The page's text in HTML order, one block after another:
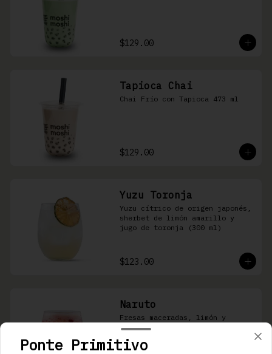
$129.00
Tapioca Chai
Chai Frío con Tapioca 473 ml
$129.00
Yuzu Toronja
Yuzu cítrico de origen japonés,
sherbet de limón amarillo y
jugo de toronja (300 ml)
$123.00
Naruto
Fresas maceradas, limón y
refresco artesanal de durazno
Ponte Primitivo